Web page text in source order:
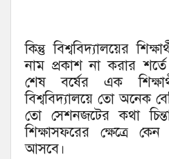
কিন্তু বিশ্ববিদ্যালয়ের
নাম প্রকাশ না করার শর্তে
শেষ বর্ষের এক
বিশ্ববিদ্যালয়ে তো অনেক
তো সেশনজটের কথা
শিক্ষাসফরের ক্ষেত্রে
আসবে।